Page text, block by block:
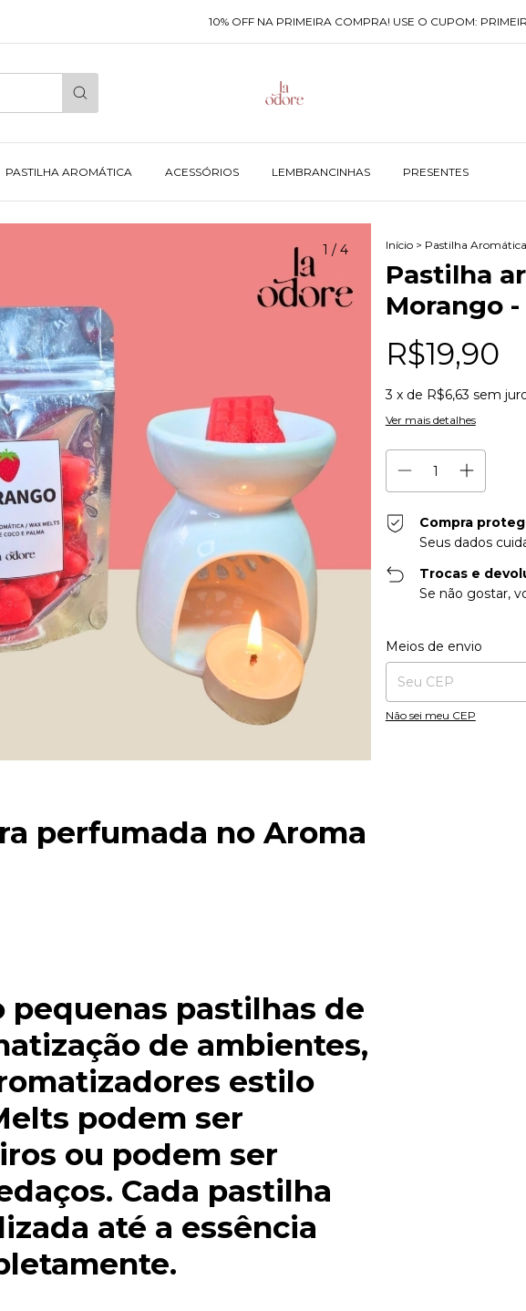
10% OFF NA PRIMEIRA COMPRA! USE O CUPOM:
PASTILHA AROMÁTICA ACESSÓRIOS LEMBRANCINHAS PRESENTES
1 / 4 Início > Pastilha Aromática
Pastilha
Morango
R$19,90
3 x de R$6,63 sem
Ver mais detalhes
Compra
Seus dados
Trocas e
Se não gostar,
Entregas para o CEP:
Meios de envio
Não sei meu CEP
perfumada no Aroma
pequenas pastilhas de
de ambientes,
estilo
podem ser
ou podem ser
Cada pastilha
até a essência